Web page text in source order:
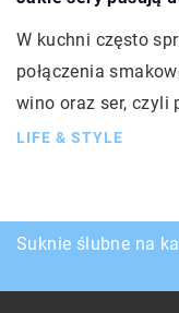
W kuchni często
połączenia
wino oraz ser, czyli
LIFE & STYLE
W jakich kolorach
Suknie ślubne na
Jak bronić się